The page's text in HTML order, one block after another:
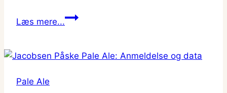
Læs mere...Nørrebro
Pale Ale